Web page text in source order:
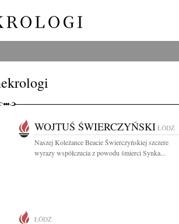
WOJTUŚ ŚWIERCZYŃSKI ŁÓDŹ
Naszej Koleżance Beacie Świerczyńskiej szczere
wyrazy współczucia z powodu śmierci Synka...
ŁÓDŹ